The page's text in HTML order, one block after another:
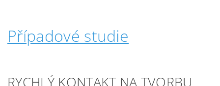
Případové studie
RYCHLÝ KONTAKT NA TVORBU